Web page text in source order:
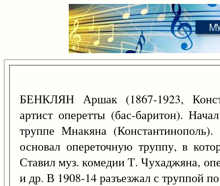
БЕНКЛЯН Аршак (1867-1923,
артист оперетты (бас-баритон).
труппе Мнакяна
основал опереточную труппу, в
Ставил муз. комедии Т. Чухаджяна,
и др. В 1908-14 разъезжал с труппой